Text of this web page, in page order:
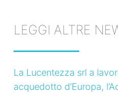
LEGGI ALTRE
La Lucentezza srl a
acquedotto d’Europa,